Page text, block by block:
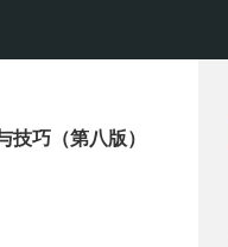
巧（第八版）